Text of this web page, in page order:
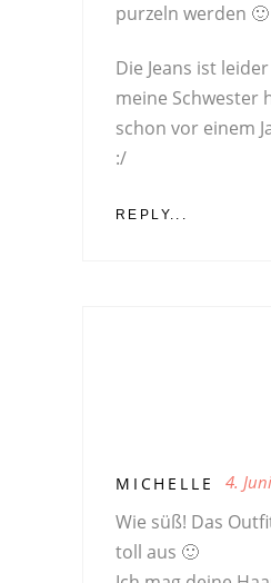
purzeln werden 🙂
Die Jeans ist
meine Schwester
schon vor einem
:/
REPLY...
MICHELLE 4.
Wie süß! Das
toll aus 🙂